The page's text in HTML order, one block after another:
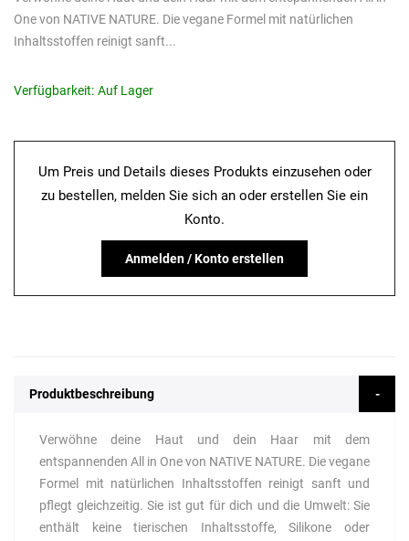
One von NATIVE NATURE. Die vegane Formel mit natürlichen
Inhaltsstoffen reinigt sanft...
Verfügbarkeit: Auf Lager
Um Preis und Details dieses Produkts einzusehen oder
zu bestellen, melden Sie sich an oder erstellen Sie ein
Konto.
Anmelden / Konto erstellen
Produktbeschreibung
Verwöhne deine Haut und dein Haar mit dem
entspannenden All in One von NATIVE NATURE. Die vegane
Formel mit natürlichen Inhaltsstoffen reinigt sanft und
pflegt gleichzeitig. Sie ist gut für dich und die Umwelt: Sie
enthält keine tierischen Inhaltsstoffe, Silikone oder